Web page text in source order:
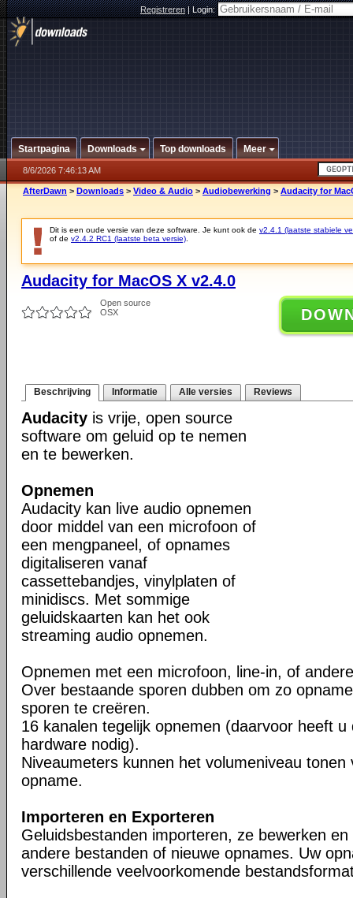
Registreren|Login:
Startpagina Downloads Top downloads Meer
8/6/2026 7:46:13 AM
AfterDawn > Downloads > Video & Audio > Audiobewerking > Audacity for
Dit is een oude versie van deze software. Je kunt ook de v2.4.1 (laatste stabiele
of de v2.4.2 RC1 (laatste beta versie)
Audacity for MacOS X v2.4.0
Open source
OSX
Beschrijving Informatie Alle versies Reviews
Audacity is vrije, open source
software om geluid op te nemen
en te bewerken.
Opnemen
Audacity kan live audio opnemen
door middel van een microfoon of
een mengpaneel, of opnames
digitaliseren vanaf
cassettebandjes, vinylplaten of
minidiscs. Met sommige
geluidskaarten kan het ook
streaming audio opnemen.
Opnemen met een microfoon, line-in, of
Over bestaande sporen dubben om zo
sporen te creëren.
16 kanalen tegelijk opnemen (daarvoor heeft u
hardware nodig).
Niveaumeters kunnen het volumeniveau
opname.
Importeren en Exporteren
Geluidsbestanden importeren, ze bewerken
andere bestanden of nieuwe opnames. Uw
verschillende veelvoorkomende